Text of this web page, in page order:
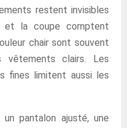
restent invisibles
et la coupe comptent
chair sont souvent
clairs. Les
fines limitent aussi les
pantalon ajusté, une